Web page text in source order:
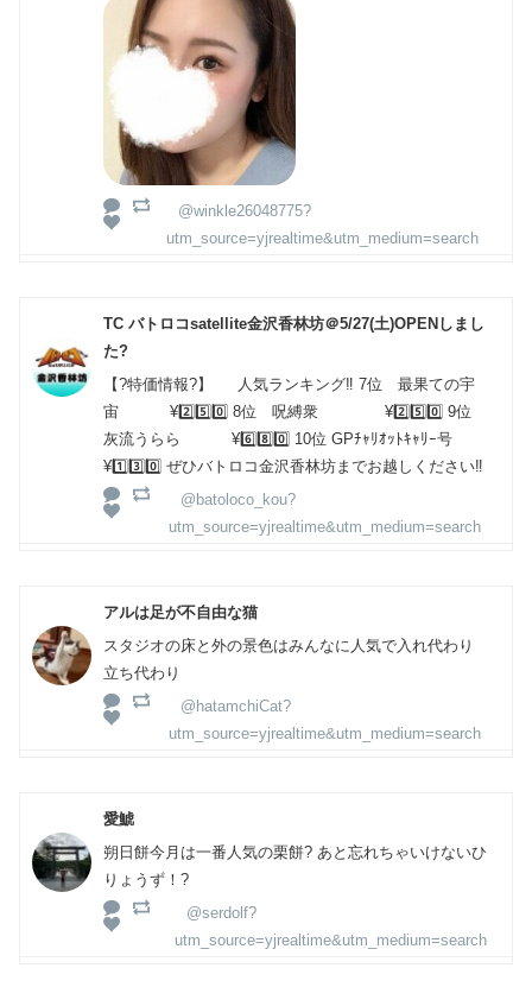
@winkle26048775?
utm_source=yjrealtime&utm_medium=search
TC バトロコsatellite金沢香林坊＠5/27(土)OPENしまし
た?
【?特価情報?】 人気ランキング‼️ 7位 最果ての宇
宙 ¥2️⃣5️⃣0️⃣ 8位 呪縛衆 ¥2️⃣5️⃣0️⃣ 9位
灰流うらら ¥6️⃣8️⃣0️⃣ 10位 GPﾁｬﾘｵｯﾄｷｬﾘｰ号
¥1️⃣3️⃣0️⃣ ぜひバトロコ金沢香林坊までお越しください‼️
@batoloco_kou?
utm_source=yjrealtime&utm_medium=search
アルは足が不自由な猫
スタジオの床と外の景色はみんなに人気で入れ代わり
立ち代わり
@hatamchiCat?
utm_source=yjrealtime&utm_medium=search
愛鯱
朔日餅今月は一番人気の栗餅? あと忘れちゃいけないひ
りょうず！?
@serdolf?
utm_source=yjrealtime&utm_medium=search